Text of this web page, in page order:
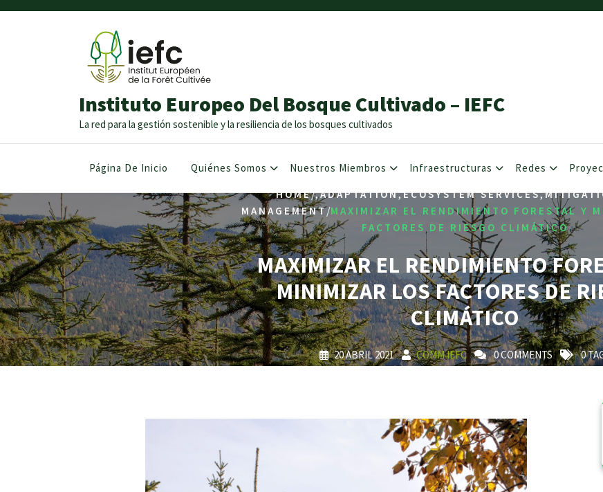
Instituto Europeo Del Bosque Cultivado – IEFC
La red para la gestión sostenible y la resiliencia de los bosques cultivados
Página De Inicio Quiénes Somos Nuestros Miembros Infraestructuras Redes
HOME/,ADAPTATION,ECOSYSTEM SERVICES,
MANAGEMENT/MAXIMIZAR EL RENDIMIENTO FORESTAL Y
FACTORES DE RIESGO CLIMÁTICO
MAXIMIZAR EL RENDIMIENTO
MINIMIZAR LOS FACTORES DE
CLIMÁTICO
20 ABRIL 2021 COMM IEFC 0 COMMENTS 0